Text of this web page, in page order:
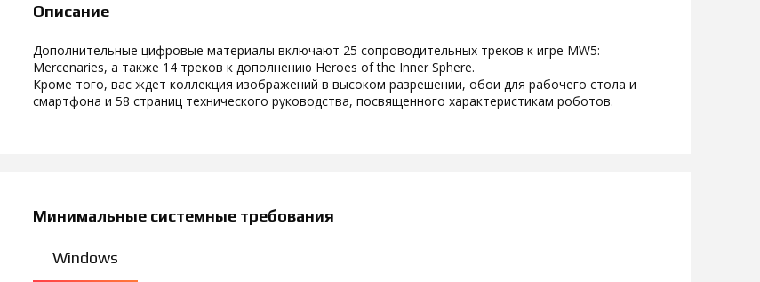
Описание
Дополнительные цифровые материалы включают 25 сопроводительных треков к игре MW5:
Mercenaries, а также 14 треков к дополнению Heroes of the Inner Sphere.
Кроме того, вас ждет коллекция изображений в высоком разрешении, обои для рабочего стола и
смартфона и 58 страниц технического руководства, посвященного характеристикам роботов.
Минимальные системные требования
Windows